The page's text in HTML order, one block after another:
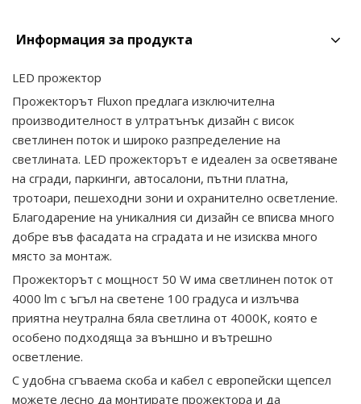
Информация за продукта
LED прожектор
Прожекторът Fluxon предлага изключителна
производителност в ултратънък дизайн с висок
светлинен поток и широко разпределение на
светлината. LED прожекторът е идеален за осветяване
на сгради, паркинги, автосалони, пътни платна,
тротоари, пешеходни зони и охранително осветление.
Благодарение на уникалния си дизайн се вписва много
добре във фасадата на сградата и не изисква много
място за монтаж.
Прожекторът с мощност 50 W има светлинен поток от
4000 lm с ъгъл на светене 100 градуса и излъчва
приятна неутрална бяла светлина от 4000K, която е
особено подходяща за външно и вътрешно
осветление.
С удобна сгъваема скоба и кабел с европейски щепсел
можете лесно да монтирате прожектора и да